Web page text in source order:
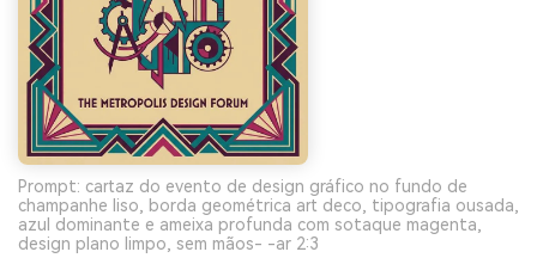
Prompt: cartaz do evento de design gráfico no fundo de
champanhe liso, borda geométrica art deco, tipografia ousada,
azul dominante e ameixa profunda com sotaque magenta,
design plano limpo, sem mãos- -ar 2:3